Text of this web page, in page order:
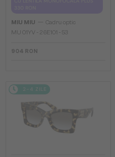
MIU MIU
Cadru optic
MU 01YV - 26E1O1 - 53
904 RON
2-4 ZILE